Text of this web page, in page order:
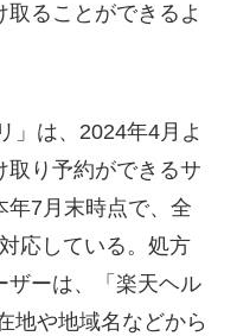
ることができるよ
」は、2024年4月よ
取り予約ができるサ
年7月末時点で、全
応している。処方
ザーは、「楽天ヘル
地や地域名などから